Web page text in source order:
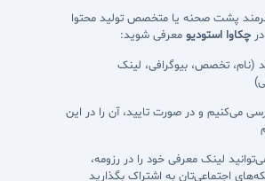
پشت صحنه یا متخصص تولید محتوا
چکاوا استودیو معرفی شوید:
(نام، تخصص، بیوگرافی، لینک
می‌کنیم و در صورت تایید، آن را در این
لینک معرفی خود را در رزومه،
اجتماعی‌تان به اشتراک بگذارید